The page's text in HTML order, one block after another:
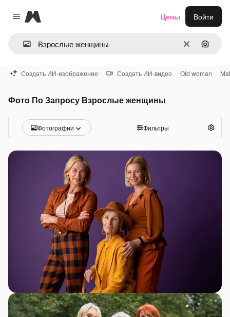
Close menu
Magnific
ОчиститьПоиск
Цены Войти
Создать ИИ-изображение Создать ИИ-видео Old woman
Фото По Запросу Взрослые женщины
Фотографии Фильтры